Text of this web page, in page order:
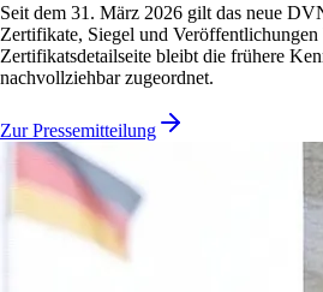
Seit dem 31. März 2026 gilt das neue
Zertifikate, Siegel und
Zertifikatsdetailseite bleibt die frühere
nachvollziehbar zugeordnet.
Zur Pressemitteilung